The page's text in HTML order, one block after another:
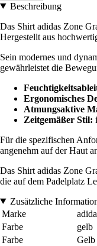
Beschreibung
Das Shirt adidas Zone
Hergestellt aus
Sein modernes und
gewährleistet die
Ergonomisches
Atmungsaktive
Zeitgemäßer Stil:
Für die spezifischen
angenehm auf der Haut
Das Shirt adidas Zone
die auf dem Padelplatz
Zusätzliche
Marke
Farbe
gelb
Farbe
Gelb